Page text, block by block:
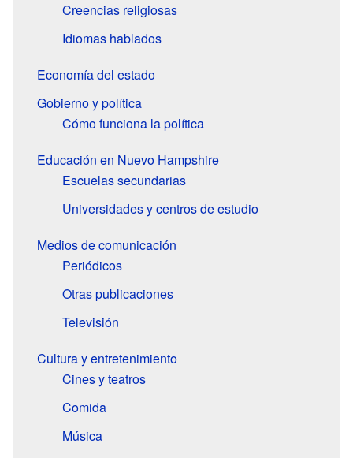
Creencias religiosas
Idiomas hablados
Economía del estado
Gobierno y política
Cómo funciona la política
Educación en Nuevo Hampshire
Escuelas secundarias
Universidades y centros de estudio
Medios de comunicación
Periódicos
Otras publicaciones
Televisión
Cultura y entretenimiento
Cines y teatros
Comida
Música